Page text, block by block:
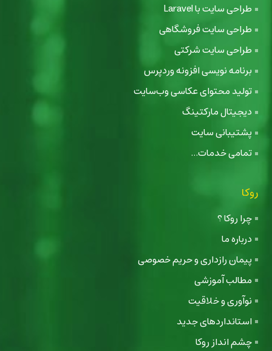
طراحی سایت با Laravel
طراحی سایت فروشگاهی
طراحی سایت شرکتی
برنامه نویسی افزونه وردپرس
تولید محتوای عکاسی وب‌سایت
دیجیتال مارکتینگ
پشتیبانی سایت
تمامی خدمات...
روکا
چرا روکا ؟
درباره ما
پیمان رازداری و حریم خصوصی
مطالب آموزشی
نوآوری و خلاقیت
استانداردهای جدید
چشم انداز روکا